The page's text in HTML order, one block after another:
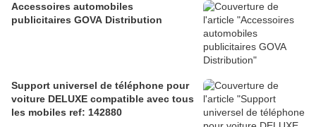
Accessoires automobiles
publicitaires GOVA Distribution
Support universel de téléphone pour
voiture DELUXE compatible avec tous
les mobiles ref: 142880